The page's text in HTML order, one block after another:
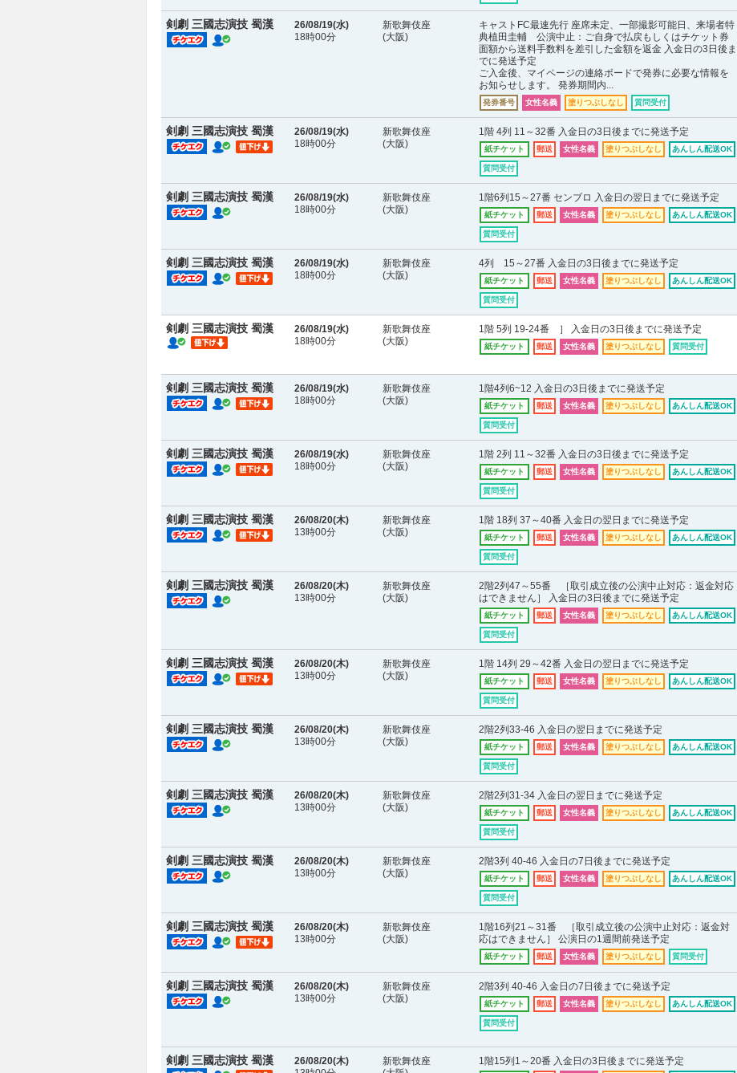
剣劇 三國志演技 蜀漢 26/08/19(水)
18時00分
新歌舞伎座
(大阪)
キャストFC最速先行 座席未定、一部撮影可能日、来場者特
典植田圭輔 公演中止：ご自身で払戻もしくはチケット券
面額から送料手数料を差引した金額を返金 入金日の3日後ま
でに発送予定
ご入金後、マイページの連絡ボードで発券に必要な情報を
お知らせします。 発券期間内...
発券番号 女性名義 塗りつぶしなし 質問受付
剣劇 三國志演技 蜀漢 26/08/19(水)
18時00分
新歌舞伎座
(大阪)
1階 4列 11～32番 入金日の3日後までに発送予定
紙チケット 郵送 女性名義 塗りつぶしなし あんしん配送OK
質問受付
剣劇 三國志演技 蜀漢 26/08/19(水)
18時00分
新歌舞伎座
(大阪)
1階6列15～27番 センブロ 入金日の翌日までに発送予定
紙チケット 郵送 女性名義 塗りつぶしなし あんしん配送OK
質問受付
剣劇 三國志演技 蜀漢 26/08/19(水)
18時00分
新歌舞伎座
(大阪)
4列 15～27番 入金日の3日後までに発送予定
紙チケット 郵送 女性名義 塗りつぶしなし あんしん配送OK
質問受付
剣劇 三國志演技 蜀漢 26/08/19(水)
18時00分
新歌舞伎座
(大阪)
1階 5列 19-24番 ］ 入金日の3日後までに発送予定
紙チケット 郵送 女性名義 塗りつぶしなし 質問受付
剣劇 三國志演技 蜀漢 26/08/19(水)
18時00分
新歌舞伎座
(大阪)
1階4列6~12 入金日の3日後までに発送予定
紙チケット 郵送 女性名義 塗りつぶしなし あんしん配送OK
質問受付
剣劇 三國志演技 蜀漢 26/08/19(水)
18時00分
新歌舞伎座
(大阪)
1階 2列 11～32番 入金日の3日後までに発送予定
紙チケット 郵送 女性名義 塗りつぶしなし あんしん配送OK
質問受付
剣劇 三國志演技 蜀漢 26/08/20(木)
13時00分
新歌舞伎座
(大阪)
1階 18列 37～40番 入金日の翌日までに発送予定
紙チケット 郵送 女性名義 塗りつぶしなし あんしん配送OK
質問受付
剣劇 三國志演技 蜀漢 26/08/20(木)
13時00分
新歌舞伎座
(大阪)
2階2列47～55番 ［取引成立後の公演中止対応：返金対応
はできません］ 入金日の3日後までに発送予定
紙チケット 郵送 女性名義 塗りつぶしなし あんしん配送OK
質問受付
剣劇 三國志演技 蜀漢 26/08/20(木)
13時00分
新歌舞伎座
(大阪)
1階 14列 29～42番 入金日の翌日までに発送予定
紙チケット 郵送 女性名義 塗りつぶしなし あんしん配送OK
質問受付
剣劇 三國志演技 蜀漢 26/08/20(木)
13時00分
新歌舞伎座
(大阪)
2階2列33-46 入金日の翌日までに発送予定
紙チケット 郵送 女性名義 塗りつぶしなし あんしん配送OK
質問受付
剣劇 三國志演技 蜀漢 26/08/20(木)
13時00分
新歌舞伎座
(大阪)
2階2列31-34 入金日の翌日までに発送予定
紙チケット 郵送 女性名義 塗りつぶしなし あんしん配送OK
質問受付
剣劇 三國志演技 蜀漢 26/08/20(木)
13時00分
新歌舞伎座
(大阪)
2階3列 40-46 入金日の7日後までに発送予定
紙チケット 郵送 女性名義 塗りつぶしなし あんしん配送OK
質問受付
剣劇 三國志演技 蜀漢 26/08/20(木)
13時00分
新歌舞伎座
(大阪)
1階16列21～31番 ［取引成立後の公演中止対応：返金対
応はできません］ 公演日の1週間前発送予定
紙チケット 郵送 女性名義 塗りつぶしなし 質問受付
剣劇 三國志演技 蜀漢 26/08/20(木)
13時00分
新歌舞伎座
(大阪)
2階3列 40-46 入金日の7日後までに発送予定
紙チケット 郵送 女性名義 塗りつぶしなし あんしん配送OK
質問受付
剣劇 三國志演技 蜀漢 26/08/20(木)
新歌舞伎座
1階15列1～20番 入金日の3日後までに発送予定